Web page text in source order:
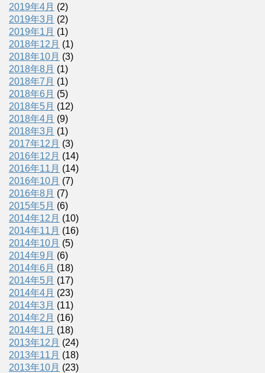
2019年4月 (2)
2019年3月 (2)
2019年1月 (1)
2018年12月 (1)
2018年10月 (3)
2018年8月 (1)
2018年7月 (1)
2018年6月 (5)
2018年5月 (12)
2018年4月 (9)
2018年3月 (1)
2017年12月 (3)
2016年12月 (14)
2016年11月 (14)
2016年10月 (7)
2016年8月 (7)
2015年5月 (6)
2014年12月 (10)
2014年11月 (16)
2014年10月 (5)
2014年9月 (6)
2014年6月 (18)
2014年5月 (17)
2014年4月 (23)
2014年3月 (11)
2014年2月 (16)
2014年1月 (18)
2013年12月 (24)
2013年11月 (18)
2013年10月 (23)